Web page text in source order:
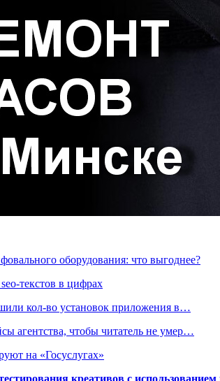
оборудования: что выгоднее?
текстов в цифрах
кол-во установок приложения в…
агентства, чтобы читатель не умер…
на «Госуслугах»
креативов с использованием